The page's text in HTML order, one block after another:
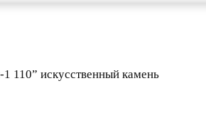
1 110” искусственный камень